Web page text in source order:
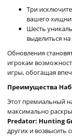
Три
вашего
Шесть
выделиться
Обновления
игрокам
игры, обогащая
Преимущества
Этот премиальный
максимально
Predator: Hunting
других и